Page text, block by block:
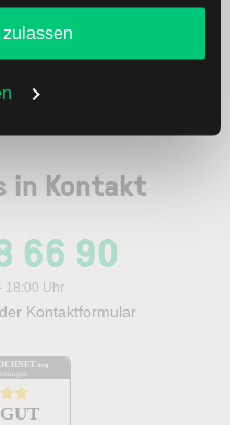
welche Cookies
Entscheidung können
ändern.
in Kontakt
66 90
18:00 Uhr
Kontaktformular
.org